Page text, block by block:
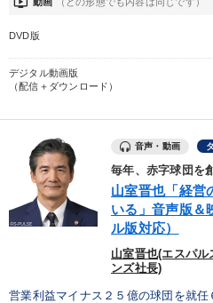
DVD版
デジタル動画版
（配信＋ダウンロード）
音声・動画
毎年、赤字球団を
山室晋也「経営
いる」音声版＆
ル版対応）
山室晋也(エスパ
ンズ社長)
営業利益マイナス２５億の球団を就